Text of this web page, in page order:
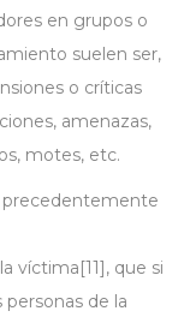
en grupos o
suelen ser,
o críticas
amenazas,
motes, etc.
precedentemente
víctima[11], que si
de la